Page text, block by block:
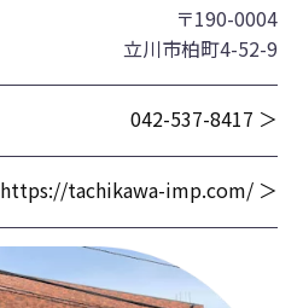
〒190-0004
立川市柏町4-52-9
042-537-8417 ＞
https://tachikawa-imp.com/ ＞